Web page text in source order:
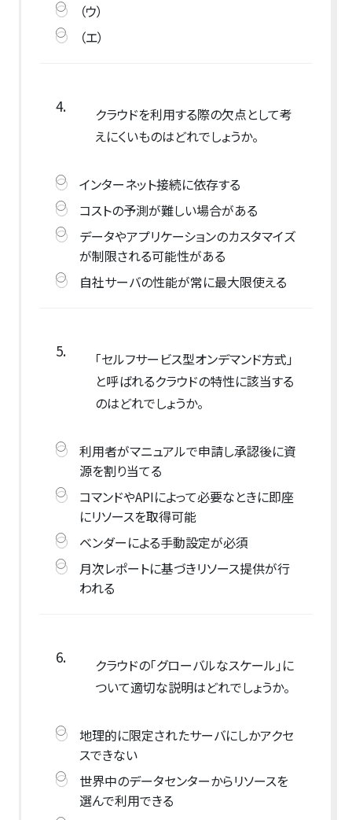
（ウ）
（エ）
4.
クラウドを利用する際の欠点として考
えにくいものはどれでしょうか。
インターネット接続に依存する
コストの予測が難しい場合がある
データやアプリケーションのカスタマイズ
が制限される可能性がある
自社サーバの性能が常に最大限使える
5.
「セルフサービス型オンデマンド方式」
と呼ばれるクラウドの特性に該当する
のはどれでしょうか。
利用者がマニュアルで申請し承認後に資
源を割り当てる
コマンドやAPIによって必要なときに即座
にリソースを取得可能
ベンダーによる手動設定が必須
月次レポートに基づきリソース提供が行
われる
6.
クラウドの「グローバルなスケール」に
ついて適切な説明はどれでしょうか。
地理的に限定されたサーバにしかアクセ
スできない
世界中のデータセンターからリソースを
選んで利用できる